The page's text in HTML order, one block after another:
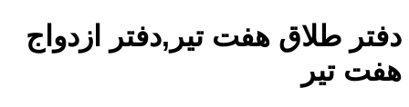
دفتر طلاق هفت تیر,دفتر ازدواج
هفت تیر